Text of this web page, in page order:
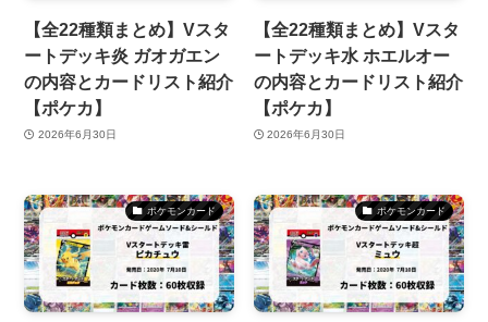
【全22種類まとめ】Vスタ
ートデッキ炎 ガオガエン
の内容とカードリスト紹介
【ポケカ】
2026年6月30日
【全22種類まとめ】Vスタ
ートデッキ水 ホエルオー
の内容とカードリスト紹介
【ポケカ】
2026年6月30日
ポケモンカード ポケモンカード